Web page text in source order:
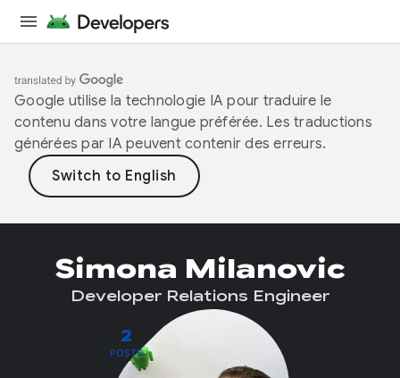
Google utilise la technologie IA pour traduire le
contenu dans votre langue préférée. Les traductions
générées par IA peuvent contenir des erreurs.
2
POSTS
Simona Milanovic
Developer Relations Engineer